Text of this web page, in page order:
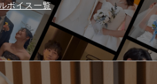
ボイス一覧